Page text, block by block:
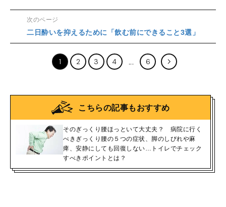
次のページ
二日酔いを抑えるために「飲む前にできること3選」
1 2 3 4 6
こちらの記事もおすすめ
そのぎっくり腰ほっといて大丈夫？ 病院に行く
べきぎっくり腰の５つの症状、脚のしびれや麻
痺、安静にしても回復しない…トイレでチェック
すべきポイントとは？